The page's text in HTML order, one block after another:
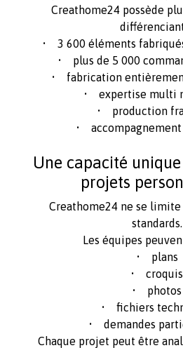
Creathome24 possède
• 3 600 éléments
• plus de 5 000
• fabrication
• expertise multi
• production
• accompagnement
Une capacité
projets
Creathome24 ne se limite
standards.
Les équipes
• plans
• croquis
• photos
• fichiers
• demandes
Chaque projet peut être